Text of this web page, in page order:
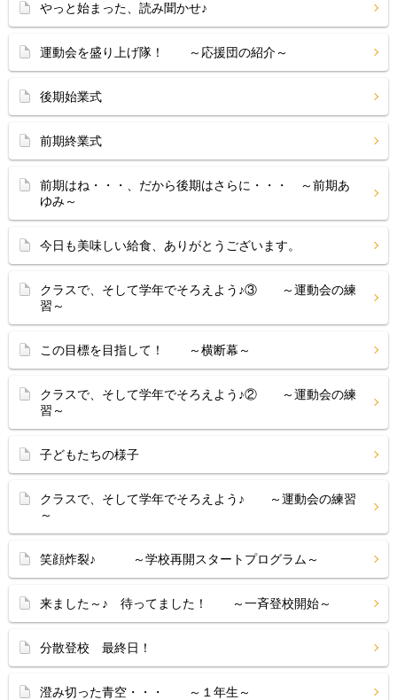
やっと始まった、読み聞かせ♪
運動会を盛り上げ隊！ ～応援団の紹介～
後期始業式
前期終業式
前期はね・・・、だから後期はさらに・・・ ～前期あ
ゆみ～
今日も美味しい給食、ありがとうございます。
クラスで、そして学年でそろえよう♪③ ～運動会の練
習～
この目標を目指して！ ～横断幕～
クラスで、そして学年でそろえよう♪② ～運動会の練
習～
子どもたちの様子
クラスで、そして学年でそろえよう♪ ～運動会の練習
～
笑顔炸裂♪ ～学校再開スタートプログラム～
来ました～♪ 待ってました！ ～一斉登校開始～
分散登校 最終日！
澄み切った青空・・・ ～１年生～